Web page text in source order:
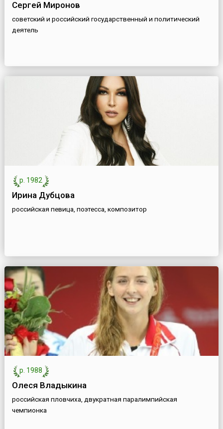
Сергей Миронов
советский и российский государственный и политический
деятель
р. 1982
Ирина Дубцова
российская певица, поэтесса, композитор
р. 1988
Олеся Владыкина
российская пловчиха, двукратная паралимпийская
чемпионка